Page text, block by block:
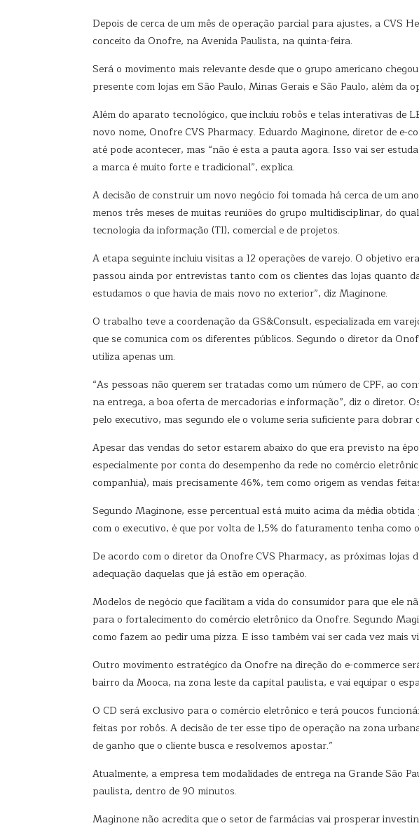
Depois de cerca de um mês de operação parcial para ajustes, a CVS
conceito da Onofre, na Avenida Paulista, na quinta-feira.
Será o movimento mais relevante desde que o grupo americano
presente com lojas em São Paulo, Minas Gerais e São Paulo, além
Além do aparato tecnológico, que incluiu robôs e telas interativas de
novo nome, Onofre CVS Pharmacy. Eduardo Maginone, diretor de e-
até pode acontecer, mas “não é esta a pauta agora. Isso vai ser
a marca é muito forte e tradicional”, explica.
A decisão de construir um novo negócio foi tomada há cerca de um
menos três meses de muitas reuniões do grupo multidisciplinar, do
tecnologia da informação (TI), comercial e de projetos.
A etapa seguinte incluiu visitas a 12 operações de varejo. O objetivo
passou ainda por entrevistas tanto com os clientes das lojas quanto
estudamos o que havia de mais novo no exterior”, diz Maginone.
O trabalho teve a coordenação da GS&Consult, especializada em
que se comunica com os diferentes públicos. Segundo o diretor da
utiliza apenas um.
“As pessoas não querem ser tratadas como um número de CPF, ao
na entrega, a boa oferta de mercadorias e informação”, diz o diretor.
pelo executivo, mas segundo ele o volume seria suficiente para dobrar
Apesar das vendas do setor estarem abaixo do que era previsto na
especialmente por conta do desempenho da rede no comércio
companhia), mais precisamente 46%, tem como origem as vendas
Segundo Maginone, esse percentual está muito acima da média
com o executivo, é que por volta de 1,5% do faturamento tenha como
De acordo com o diretor da Onofre CVS Pharmacy, as próximas lojas
adequação daquelas que já estão em operação.
Modelos de negócio que facilitam a vida do consumidor para que ele
para o fortalecimento do comércio eletrônico da Onofre. Segundo
como fazem ao pedir uma pizza. E isso também vai ser cada vez mais
Outro movimento estratégico da Onofre na direção do e-commerce
bairro da Mooca, na zona leste da capital paulista, e vai equipar o
O CD será exclusivo para o comércio eletrônico e terá poucos
feitas por robôs. A decisão de ter esse tipo de operação na zona
de ganho que o cliente busca e resolvemos apostar.”
Atualmente, a empresa tem modalidades de entrega na Grande São
paulista, dentro de 90 minutos.
Maginone não acredita que o setor de farmácias vai prosperar